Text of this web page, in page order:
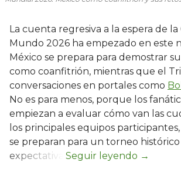
La cuenta regresiva a la espera de la
Mundo 2026 ha empezado en este
México se prepara para demostrar
como coanfitrión, mientras que el
conversaciones en portales como
No es para menos, porque los
empiezan a evaluar cómo van las
los principales equipos
se preparan para un torneo
expectativa.